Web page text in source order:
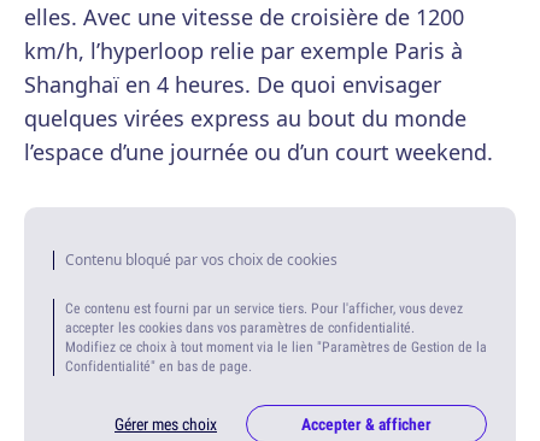
elles. Avec une vitesse de croisière de 1200
km/h, l’hyperloop relie par exemple Paris à
Shanghaï en 4 heures. De quoi envisager
quelques virées express au bout du monde
l’espace d’une journée ou d’un court weekend.
Contenu bloqué par vos choix de cookies
Ce contenu est fourni par un service tiers. Pour l'afficher, vous devez
accepter les cookies dans vos paramètres de confidentialité.
Modifiez ce choix à tout moment via le lien "Paramètres de Gestion de la
Confidentialité" en bas de page.
Gérer mes choix Accepter & afficher